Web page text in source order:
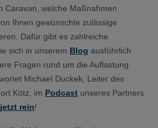
Caravan, welche Maßnahmen
Ihnen gewünschte zulässige
Dafür gibt es zahlreiche
sich in unserem Blog ausführlich
Fragen rund um die Auflastung
Michael Duckek, Leiter des
Kötz, im Podcast unseres Partners
rein!